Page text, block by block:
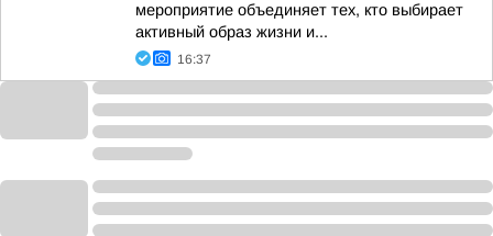
мероприятие объединяет тех, кто выбирает
активный образ жизни и...
16:37